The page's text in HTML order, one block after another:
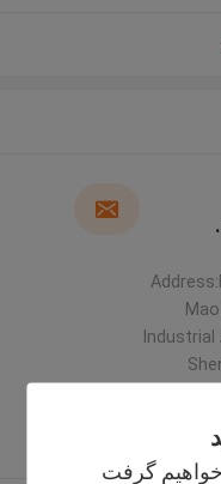
گرفت
Electronics Co., Ltd.